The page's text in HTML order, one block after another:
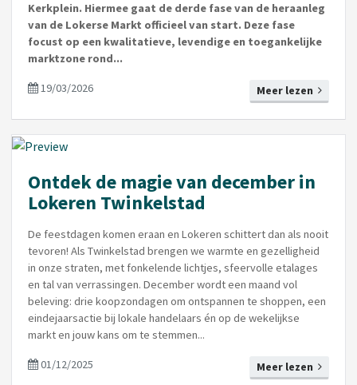
Kerkplein. Hiermee gaat de derde fase van de heraanleg
van de Lokerse Markt officieel van start. Deze fase
focust op een kwalitatieve, levendige en toegankelijke
marktzone rond...
Meer lezen
19/03/2026
Ontdek de magie van december in
Lokeren Twinkelstad
De feestdagen komen eraan en Lokeren schittert dan als nooit
tevoren! Als Twinkelstad brengen we warmte en gezelligheid
in onze straten, met fonkelende lichtjes, sfeervolle etalages
en tal van verrassingen. December wordt een maand vol
beleving: drie koopzondagen om ontspannen te shoppen, een
eindejaarsactie bij lokale handelaars én op de wekelijkse
markt en jouw kans om te stemmen...
Meer lezen
01/12/2025